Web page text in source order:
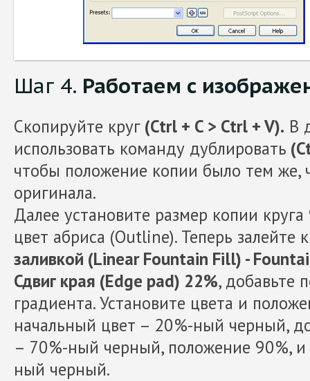
Шаг 4. Работаем с
Скопируйте круг (Ctrl + C > Ctrl + V). В
использовать команду дублировать
чтобы положение копии было тем же,
оригинала.
Далее установите размер копии
цвет абриса (Outline). Теперь залейте
заливкой (Linear Fountain Fill) -
Сдвиг края (Edge pad) 22%, добавьте
градиента. Установите цвета и
начальный цвет – 20%-ный черный,
– 70%-ный черный, положение 90%,
ный черный.